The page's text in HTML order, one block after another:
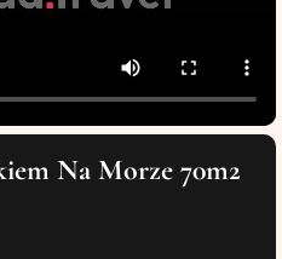
Na Morze 70m2